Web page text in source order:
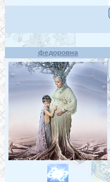
федоровна